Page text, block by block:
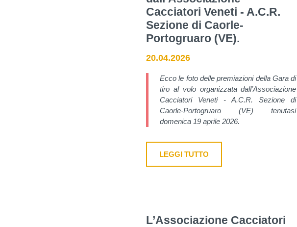
Cacciatori Veneti - A.C.R.
Sezione di Caorle-
Portogruaro (VE).
20.04.2026
Ecco le foto delle premiazioni della Gara di
tiro al volo organizzata dall’Associazione
Cacciatori Veneti - A.C.R. Sezione di
Caorle-Portogruaro (VE) tenutasi
domenica 19 aprile 2026.
LEGGI TUTTO
L’Associazione Cacciatori